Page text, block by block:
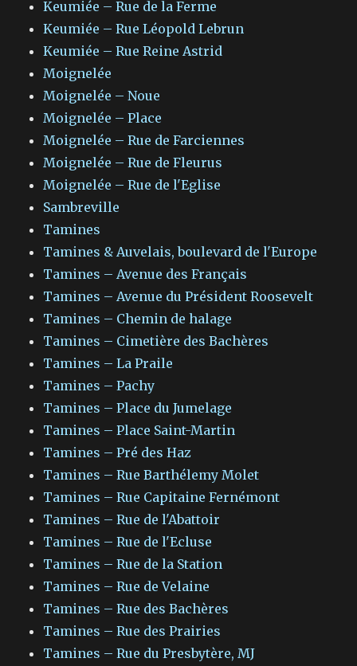
Keumiée – Rue de la Ferme
Keumiée – Rue Léopold Lebrun
Keumiée – Rue Reine Astrid
Moignelée
Moignelée – Noue
Moignelée – Place
Moignelée – Rue de Farciennes
Moignelée – Rue de Fleurus
Moignelée – Rue de l'Eglise
Sambreville
Tamines
Tamines & Auvelais, boulevard de l'Europe
Tamines – Avenue des Français
Tamines – Avenue du Président Roosevelt
Tamines – Chemin de halage
Tamines – Cimetière des Bachères
Tamines – La Praile
Tamines – Pachy
Tamines – Place du Jumelage
Tamines – Place Saint-Martin
Tamines – Pré des Haz
Tamines – Rue Barthélemy Molet
Tamines – Rue Capitaine Fernémont
Tamines – Rue de l'Abattoir
Tamines – Rue de l'Ecluse
Tamines – Rue de la Station
Tamines – Rue de Velaine
Tamines – Rue des Bachères
Tamines – Rue des Prairies
Tamines – Rue du Presbytère, MJ